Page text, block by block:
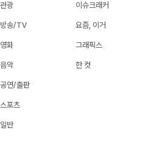
관광
방송/TV
영화
음악
공연/출판
스포츠
일반
이슈크래커
요즘, 이거
그래픽스
한 컷